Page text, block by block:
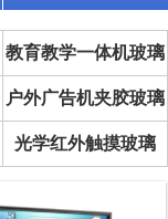
教育教学一体机玻璃
户外广告机夹胶玻璃
光学红外触摸玻璃